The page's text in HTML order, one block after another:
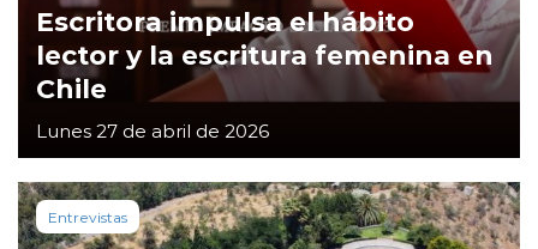
Escritora impulsa el hábito
lector y la escritura femenina en
Chile
Lunes 27 de abril de 2026
Entrevistas